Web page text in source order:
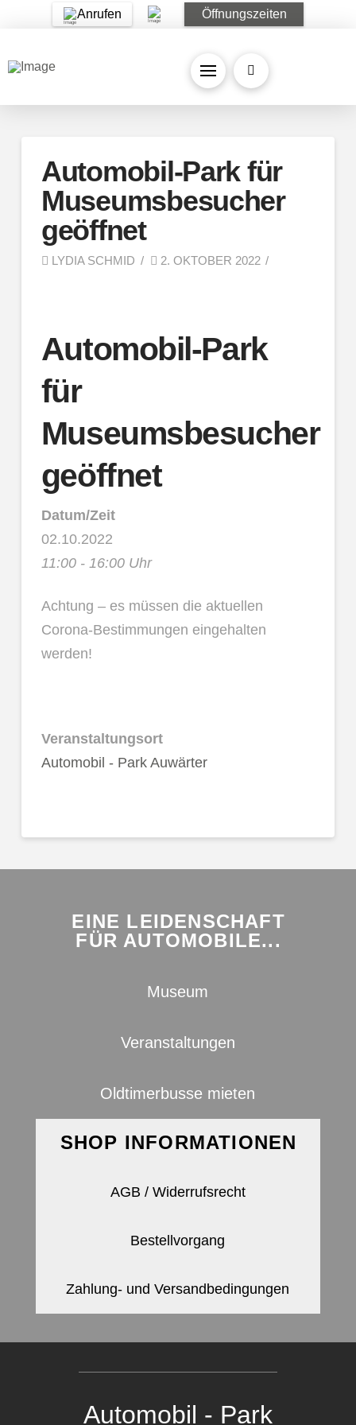
Anrufen Öffnungszeiten
Automobil-Park für
Museumsbesucher
geöffnet
LYDIA SCHMID 2. OKTOBER 2022
Automobil-Park
für
Museumsbesucher
geöffnet
Datum/Zeit
02.10.2022
11:00 - 16:00 Uhr
Achtung – es müssen die aktuellen
Corona-Bestimmungen eingehalten
werden!
Veranstaltungsort
Automobil - Park Auwärter
EINE LEIDENSCHAFT
FÜR AUTOMOBILE...
Museum
Veranstaltungen
Oldtimerbusse mieten
SHOP INFORMATIONEN
AGB / Widerrufsrecht
Bestellvorgang
Zahlung- und Versandbedingungen
Automobil - Park